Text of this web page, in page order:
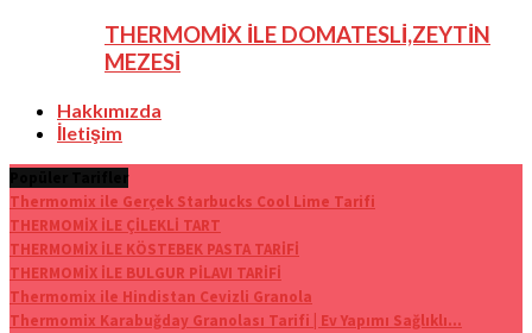
THERMOMİX İLE DOMATESLİ,ZEYTİN
MEZESİ
Hakkımızda
İletişim
Thermomix ile Gerçek Starbucks Cool Lime Tarifi
THERMOMİX İLE ÇİLEKLİ TART
THERMOMİX İLE KÖSTEBEK PASTA TARİFİ
THERMOMİX İLE BULGUR PİLAVI TARİFİ
Thermomix ile Hindistan Cevizli Granola
Thermomix Karabuğday Granolası Tarifi | Ev Yapımı Sağlıklı...